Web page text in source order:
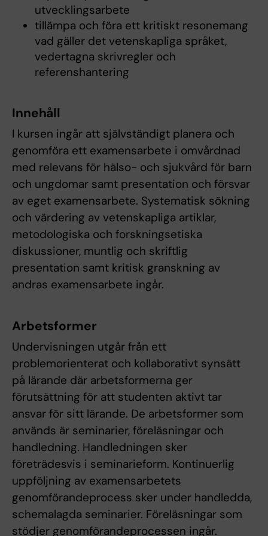
utvecklingsarbete
tillämpa och föra ett kritiskt resonemang
vad gäller det vetenskapliga språket,
vedertagna skrivregler och
referenshantering
Innehåll
I kursen ingår att självständigt planera och
genomföra ett examensarbete i omvårdnad
med relevans för hälso- och sjukvård för barn
och ungdomar samt presentation och försvar
av eget examensarbete. Systematisk sökning
och värdering av vetenskapliga artiklar,
metodologiska och forskningsetiska
diskussioner, muntlig och skriftlig
presentation samt kritisk granskning av
andras examensarbete ingår.
Arbetsformer
Undervisningen utgår från ett
problemorienterat och kollaborativt synsätt
på lärande där arbetsformerna ger
förutsättning för att studenten aktivt tar
ansvar för sitt lärande. De arbetsformer som
används är seminarier, föreläsningar och
handledning. Handledningen sker
företrädesvis i seminarieform. Kontinuerlig
uppföljning av examensarbetets
genomförandeprocess sker under handledda,
schemalagda seminarier. Föreläsningar som
stödjer genomförandeprocessen ingår.